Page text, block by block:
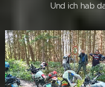
Und ich hab